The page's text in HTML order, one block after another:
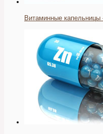
Витаминные капельницы